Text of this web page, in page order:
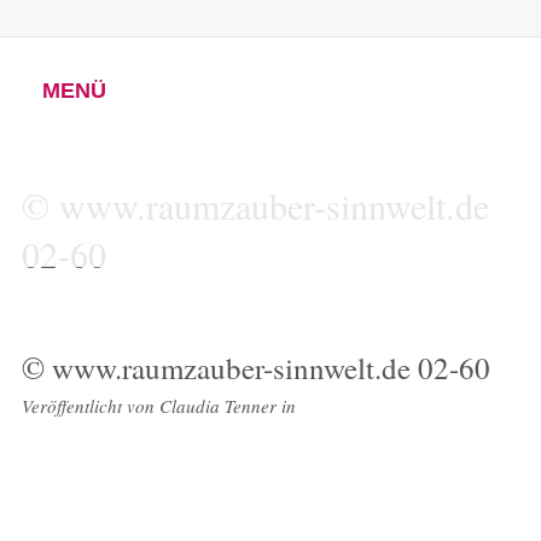
MENÜ
© www.raumzauber-sinnwelt.de
02-60
© www.raumzauber-sinnwelt.de 02-60
Veröffentlicht von Claudia Tennerin